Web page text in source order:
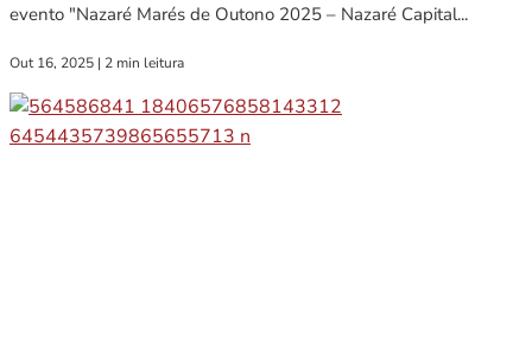
evento "Nazaré Marés de Outono 2025 – Nazaré Capital...
Out 16, 2025 | 2 min leitura